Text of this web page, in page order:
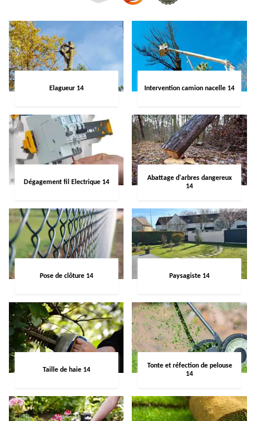
Elagueur 14 Intervention camion nacelle 14
Dégagement fil Electrique 14
Abattage d'arbres dangereux
14
Pose de clôture 14 Paysagiste 14
Taille de haie 14
Tonte et réfection de pelouse
14